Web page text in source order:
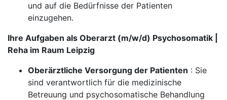
und auf die Bedürfnisse der Patienten
einzugehen.
Ihre Aufgaben als Oberarzt (m/w/d) Psychosomatik |
Reha im Raum Leipzig
Oberärztliche Versorgung der Patienten : Sie
sind verantwortlich für die medizinische
Betreuung und psychosomatische Behandlung